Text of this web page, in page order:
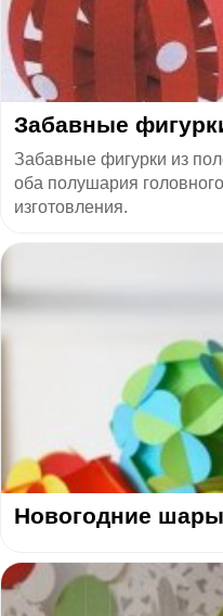
Забавные
Забавные фигурки из
оба полушария
изготовления.
Новогодние